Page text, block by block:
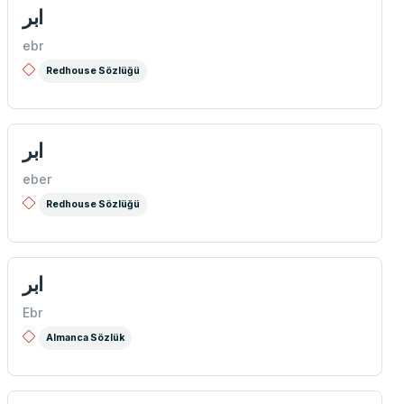
ابر
ebr
Redhouse Sözlüğü
ابر
eber
Redhouse Sözlüğü
ابر
Ebr
Almanca Sözlük